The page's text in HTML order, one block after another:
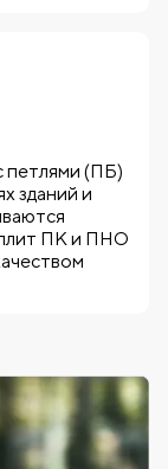
петлями (ПБ)
зданий и
ПК и ПНО